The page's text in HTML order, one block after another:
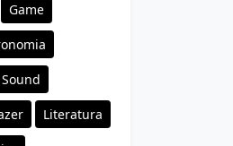
Game
Literatura